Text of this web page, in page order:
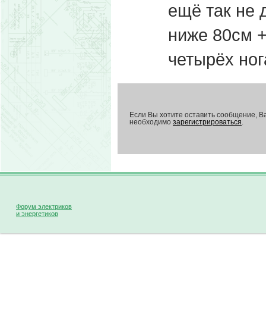
ещё так не
ниже 80см
четырёх
Если Вы хотите оставить сообщение,
необходимо зарегистрироваться.
Форум электриков
и энергетиков